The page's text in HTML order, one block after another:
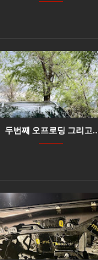
두번째 오프로딩 그리고